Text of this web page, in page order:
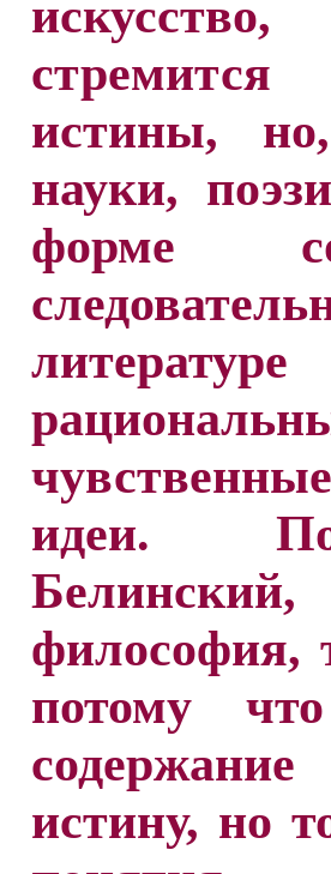
истины,
науки,
форме
идеи.
философия,
потому
истину, но